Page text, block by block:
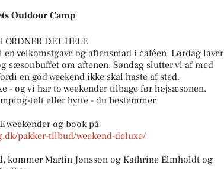
Outdoor Camp
ORDNER DET HELE
velkomstgave og aftensmad i caféen. Lørdag laver
sæsonbuffet om aftenen. Søndag slutter vi af med
en god weekend ikke skal haste af sted.
- og vi har to weekender tilbage før højsæsonen.
telt eller hytte - du bestemmer
weekender og book på
pakker-tilbud/weekend-deluxe/
kommer Martin Jønsson og Kathrine Elmholdt og